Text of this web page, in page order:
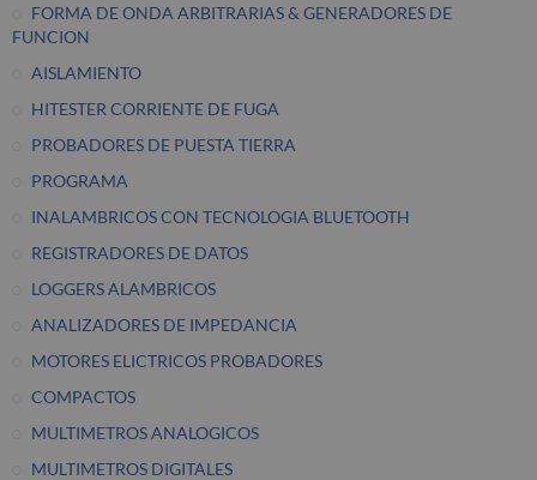
FORMA DE ONDA ARBITRARIAS & GENERADORES DE
FUNCION
AISLAMIENTO
HITESTER CORRIENTE DE FUGA
PROBADORES DE PUESTA TIERRA
PROGRAMA
INALAMBRICOS CON TECNOLOGIA BLUETOOTH
REGISTRADORES DE DATOS
LOGGERS ALAMBRICOS
ANALIZADORES DE IMPEDANCIA
MOTORES ELICTRICOS PROBADORES
COMPACTOS
MULTIMETROS ANALOGICOS
MULTIMETROS DIGITALES